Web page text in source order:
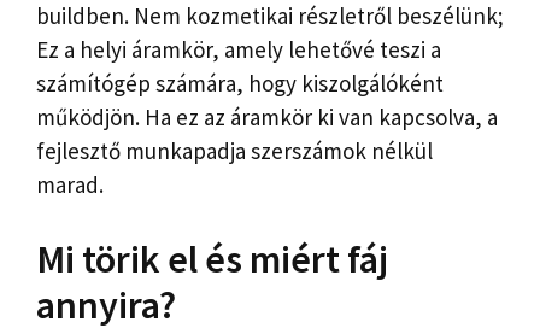
buildben. Nem kozmetikai részletről beszélünk;
Ez a helyi áramkör, amely lehetővé teszi a
számítógép számára, hogy kiszolgálóként
működjön. Ha ez az áramkör ki van kapcsolva, a
fejlesztő munkapadja szerszámok nélkül
marad.
Mi törik el és miért fáj
annyira?